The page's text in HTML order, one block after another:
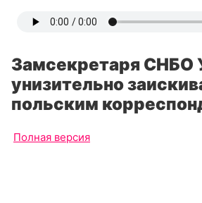
Замсекретаря СНБО
унизительно
польским
Полная версия